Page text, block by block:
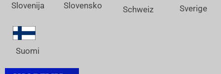
Slovenija Slovensko Schweiz Sverige
Suomi